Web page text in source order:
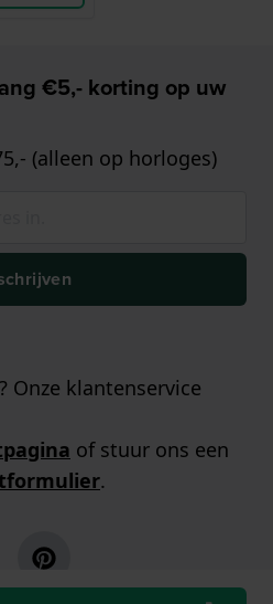
€5,- korting op uw
(alleen op horloges)
Onze klantenservice
of stuur ons een
.